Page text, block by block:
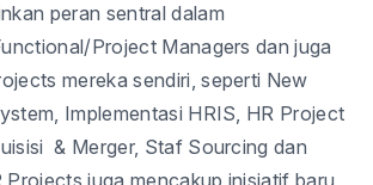
peran sentral dalam
Project Managers dan juga
mereka sendiri,seperti New
Implementasi HRIS, HR Project
& Merger, StafSourcing dan
Projects juga mencakup inisiatif baru